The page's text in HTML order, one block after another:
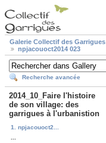
Galerie Collectif des Garrigues
npjacouoct2014 023
Recherche avancée
2014_10_Faire l'histoire
de son village: des
garrigues à l'urbanistion
1. npjacouoct2...